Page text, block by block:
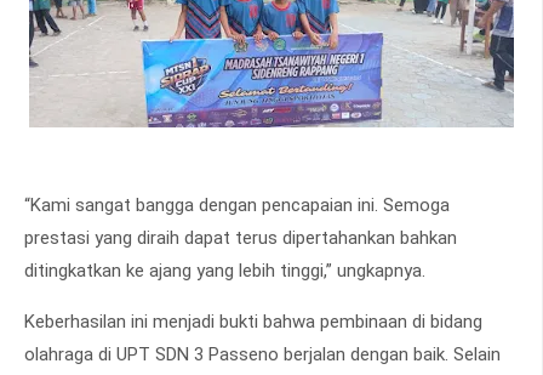
“Kami sangat bangga dengan pencapaian ini. Semoga
prestasi yang diraih dapat terus dipertahankan bahkan
ditingkatkan ke ajang yang lebih tinggi,” ungkapnya.
Keberhasilan ini menjadi bukti bahwa pembinaan di bidang
olahraga di UPT SDN 3 Passeno berjalan dengan baik. Selain